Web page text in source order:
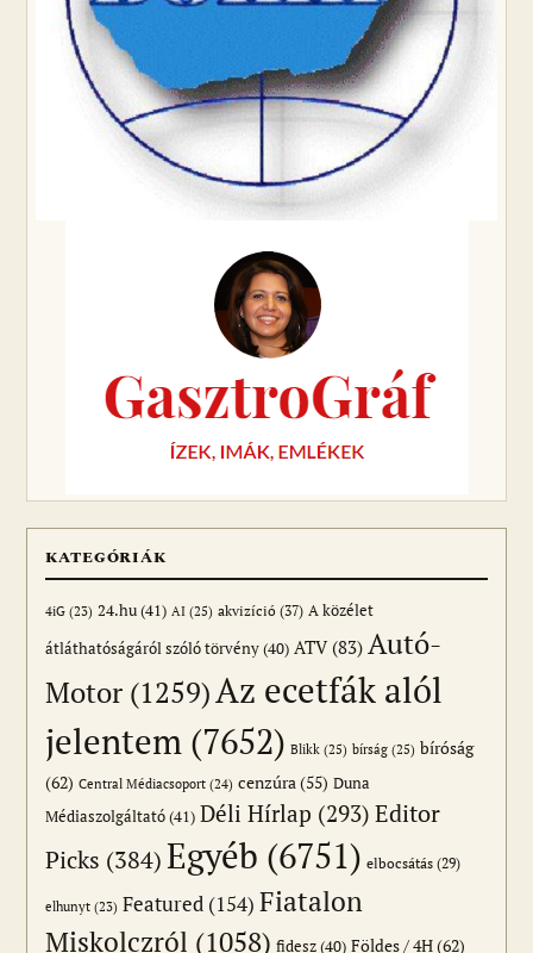
KATEGÓRIÁK
4iG (23) 24.hu(41) AI (25) akvizíció (37) A közélet
átláthatóságáról szóló törvény(40) ATV(83) Autó-
Motor (1259)Az ecetfák alól
jelentem (7652) Blikk (25) bírság (25) bíróság
(62) Central Médiacsoport (24) cenzúra(55) Duna
Médiaszolgáltató(41) Déli Hírlap (293) Editor
Picks (384)Egyéb (6751) elbocsátás (29)
elhunyt (23) Featured (154) Fiatalon
Miskolczról (1058) fidesz(40) Földes / 4H(62)